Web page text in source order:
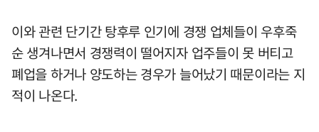
이와 관련 단기간 탕후루 인기에 경쟁 업체들이 우후죽
순 생겨나면서 경쟁력이 떨어지자 업주들이 못 버티고
폐업을 하거나 양도하는 경우가 늘어났기 때문이라는 지
적이 나온다.